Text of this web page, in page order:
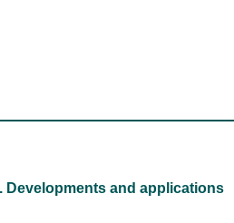
Developments and applications